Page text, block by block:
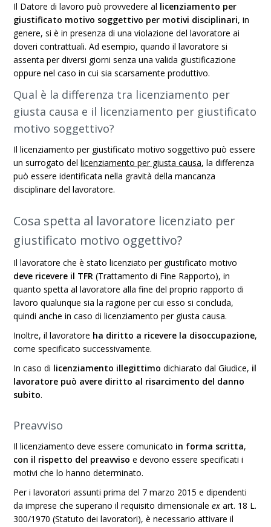
Il Datore di lavoro può provvedere al licenziamento per
giustificato motivo soggettivo per motivi disciplinari, in
genere, si è in presenza di una violazione del lavoratore ai
doveri contrattuali. Ad esempio, quando il lavoratore si
assenta per diversi giorni senza una valida giustificazione
oppure nel caso in cui sia scarsamente produttivo.
Qual è la differenza tra licenziamento per
giusta causa e il licenziamento per giustificato
motivo soggettivo?
Il licenziamento per giustificato motivo soggettivo può essere
un surrogato dellicenziamento per giusta causa, la differenza
può essere identificata nella gravità della mancanza
disciplinare del lavoratore.
Cosa spetta al lavoratore licenziato per
giustificato motivo oggettivo?
Il lavoratore che è stato licenziato per giustificato motivo
deve ricevere il TFR (Trattamento di Fine Rapporto), in
quanto spetta al lavoratore alla fine del proprio rapporto di
lavoro qualunque sia la ragione per cui esso si concluda,
quindi anche in caso di licenziamento per giusta causa.
Inoltre, il lavoratore ha diritto a ricevere la disoccupazione,
come specificato successivamente.
In caso di licenziamento illegittimo dichiarato dal Giudice, il
lavoratore può avere diritto al risarcimento del danno
subito.
Preavviso
Il licenziamento deve essere comunicato in forma scritta,
con il rispetto del preavviso e devono essere specificati i
motivi che lo hanno determinato.
Per i lavoratori assunti prima del 7 marzo 2015 e dipendenti
da imprese che superano il requisito dimensionaleex art. 18 L.
300/1970 (Statuto dei lavoratori), è necessario attivare il